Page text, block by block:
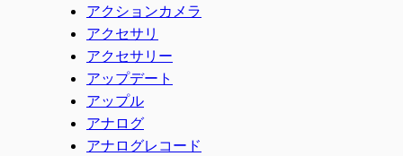
アクションカメラ
アクセサリ
アクセサリー
アップデート
アップル
アナログ
アナログレコード